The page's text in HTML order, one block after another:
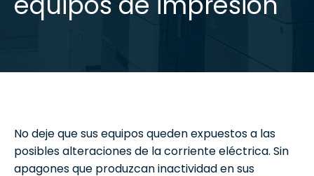
No deje que sus equipos queden expuestos a las
posibles alteraciones de la corriente eléctrica. Sin
apagones que produzcan inactividad en sus